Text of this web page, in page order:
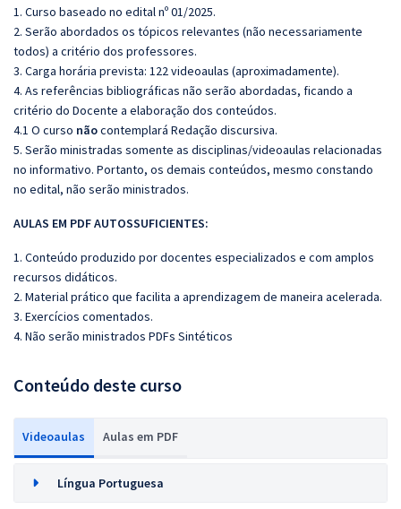
1. Curso baseado no edital nº 01/2025.
2. Serão abordados os tópicos relevantes (não necessariamente
todos) a critério dos professores.
3. Carga horária prevista: 122 videoaulas (aproximadamente).
4. As referências bibliográficas não serão abordadas, ficando a
critério do Docente a elaboração dos conteúdos.
4.1 O curso nãocontemplará Redação discursiva.
5. Serão ministradas somente as disciplinas/videoaulas relacionadas
no informativo. Portanto, os demais conteúdos, mesmo constando
no edital, não serão ministrados.
AULAS EM PDF AUTOSSUFICIENTES:
1. Conteúdo produzido por docentes especializados e com amplos
recursos didáticos.
2. Material prático que facilita a aprendizagem de maneira acelerada.
3. Exercícios comentados.
4. Não serão ministrados PDFs Sintéticos
Conteúdo deste curso
Videoaulas Aulas em PDF
Língua Portuguesa